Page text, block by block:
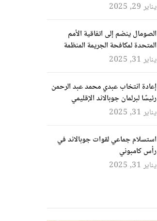
يناير 29, 2025
الصومال ينضم إلى اتفاقية الأمم
المتحدة لمكافحة الجريمة المنظمة
يناير 31, 2025
إعادة انتخاب عبدي محمد عبد الرحمن
رئيسًا لبرلمان جوبالاند الإقليمي
يناير 31, 2025
استسلام جماعي لقوات جوبالاند في
رأس كامبوني
يناير 31, 2025